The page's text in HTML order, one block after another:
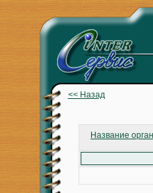
<< Назад
Название